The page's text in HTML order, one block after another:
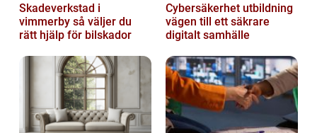
Skadeverkstad i
vimmerby så väljer du
rätt hjälp för bilskador
Cybersäkerhet utbildning
vägen till ett säkrare
digitalt samhälle